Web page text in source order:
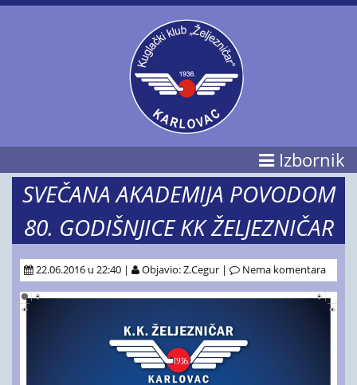
Izbornik
SVEČANA AKADEMIJA POVODOM
80. GODIŠNJICE KK ŽELJEZNIČAR
22.06.2016 u 22:40 | Objavio: Z.Cegur | Nema komentara